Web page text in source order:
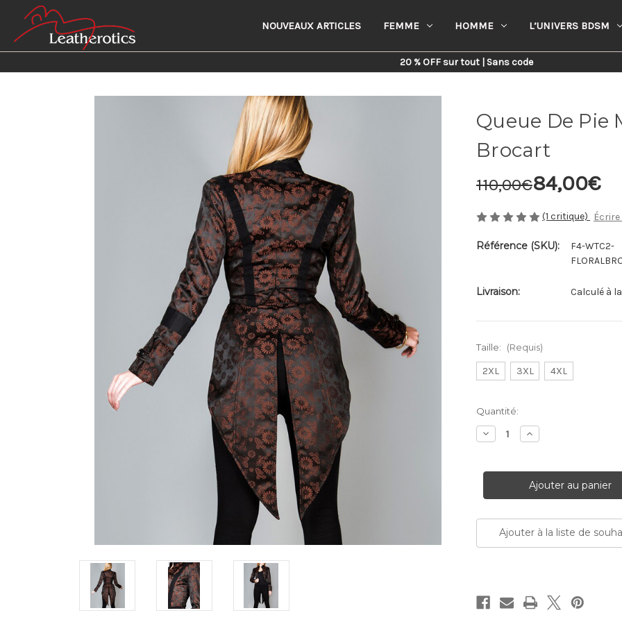
NOUVEAUX ARTICLES FEMME HOMME L’UNIVERS BDSM
20 % OFF sur tout | Sans code
Steampunk Queue De Pie Manteau Marron En Brocart
Queue De Pie
Brocart
110,00€84,00€
(1 critique)
Référence (SKU):
F4-WTC2-
Livraison: Calculé à
Taille: (Requis)
2XL 3XL 4XL
Stock
Actuel:
Quantité:
Diminuer
la
Augmenter
la
Ajouter à la liste de